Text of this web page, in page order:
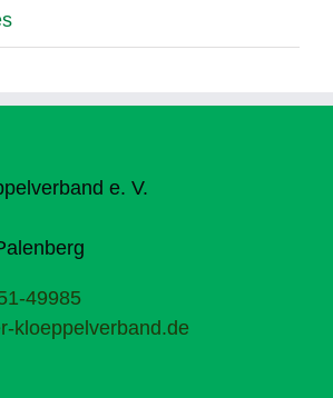
e. V.
49985
kloeppelverband.de